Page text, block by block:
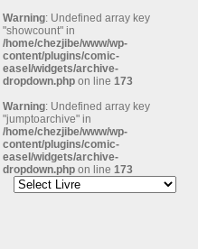
Warning: Undefined array key
"showcount" in
/home/chezjibe/www/wp-
content/plugins/comic-
easel/widgets/archive-
dropdown.php on line 173
Warning: Undefined array key
"jumptoarchive" in
/home/chezjibe/www/wp-
content/plugins/comic-
easel/widgets/archive-
dropdown.php on line 173